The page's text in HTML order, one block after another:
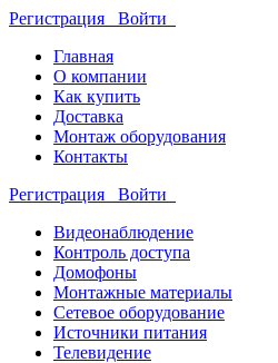
Регистрация Войти
Главная
О компании
Как купить
Доставка
Монтаж оборудования
Контакты
Регистрация Войти
Видеонаблюдение
Контроль доступа
Домофоны
Монтажные материалы
Сетевое оборудование
Источники питания
Телевидение